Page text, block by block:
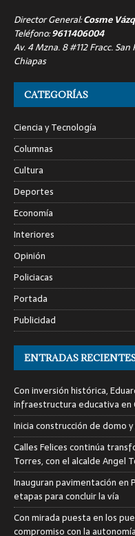
Director General:Cosme
Teléfono:9611406004
Av. 4 Mzna. 8 #112 Fracc.
Chiapas
CATEGORÍAS
Ciencia y Tecnología
Columnas
Cultura
Deportes
Economía
Interiores
Opinión
Policiacas
Portada
Publicidad
ENTRADAS
Con inversión histórica,
infraestructura educativa en
Inicia construcción de domo
Calles Felices continúa
Torres, con el alcalde Angel
Inauguran pavimentación en
etapas para concluir la vía
Con mirada puesta en los
compromiso con la